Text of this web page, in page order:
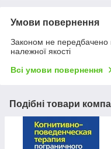
Умови повернення
Законом не передбачено
належної якості
Всі умови повернення
Подібні товари